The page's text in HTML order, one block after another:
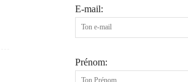
E-mail:
Prénom: